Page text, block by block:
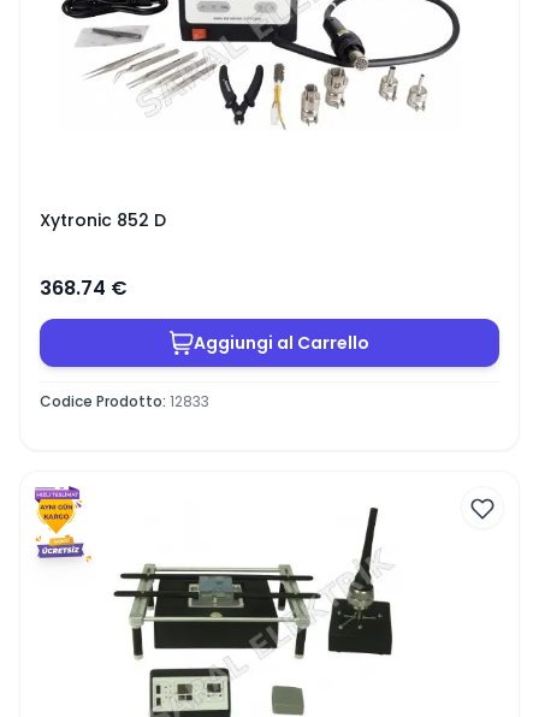
Xytronic 852 D
368.74 €
Aggiungi al Carrello
Codice Prodotto: 12833